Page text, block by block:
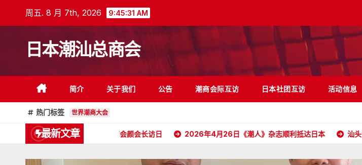
周五. 8 月 7th, 2026 9:45:32 AM
日本潮汕总商会
简介 关于我们 公告 潮商会际互访 日本社团互访 活动信息
热门标签 世界潮商大会
最新文章
年5月16日杭州潮汕商会颜会长访日 2026年4月26日《潮人》杂志顺利抵达日本 汕头海外联谊会